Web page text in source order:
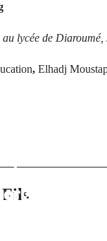
lycée de
,Elhadj
la